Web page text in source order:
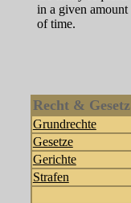
Recht & Gesetz
Grundrechte
Gesetze
Gerichte
Strafen